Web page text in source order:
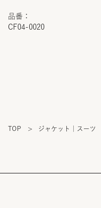
品番：
CF04-0020
TOP > ジャケット｜スーツ